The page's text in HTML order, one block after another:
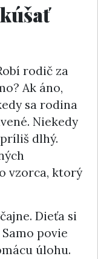
rodič za
Ak áno,
sa rodina
Niekedy
dlhý.
vzorca, ktorý
Dieťa si
povie
úlohu.